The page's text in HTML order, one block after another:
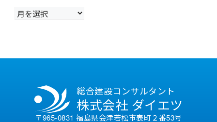
ア
ー
総合建設コンサルタント
株式会社 ダイエツ
〒965-0831 福島県会津若松市表町２番53号